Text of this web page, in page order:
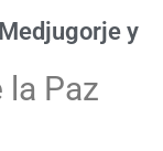
y
la Paz